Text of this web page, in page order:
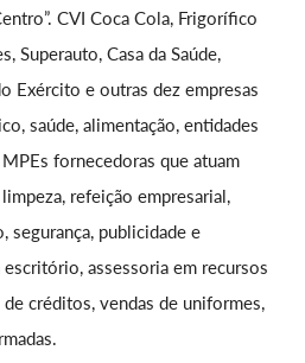
CVI Coca Cola, Frigorífico
Superauto, Casa da Saúde,
Exército e outras dez empresas
saúde, alimentação, entidades
fornecedoras que atuam
refeição empresarial,
segurança, publicidade e
escritório, assessoria em recursos
créditos, vendas de uniformes,